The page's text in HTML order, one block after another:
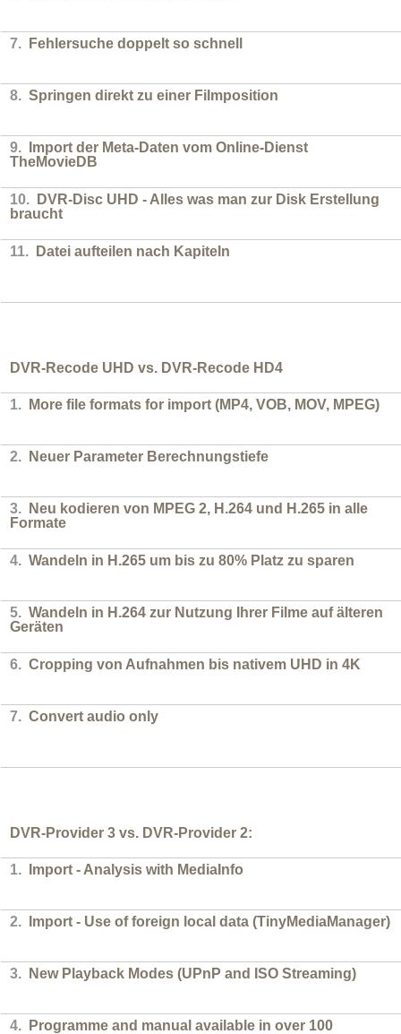
7. Fehlersuche doppelt so schnell
8. Springen direkt zu einer Filmposition
9.
Import der Meta-Daten vom Online-Dienst
TheMovieDB
10.
DVR-Disc UHD - Alles was man zur Disk Erstellung
braucht
11. Datei aufteilen nach Kapiteln
DVR-Recode UHD vs. DVR-Recode HD4
1. More file formats for import (MP4, VOB, MOV, MPEG)
2. Neuer Parameter Berechnungstiefe
3.
Neu kodieren von MPEG 2, H.264 und H.265 in alle
Formate
4. Wandeln in H.265 um bis zu 80% Platz zu sparen
5. Wandeln in H.264 zur Nutzung Ihrer Filme auf älteren
Geräten
6. Cropping von Aufnahmen bis nativem UHD in 4K
7. Convert audio only
DVR-Provider 3 vs. DVR-Provider 2:
1. Import - Analysis with MediaInfo
2. Import - Use of foreign local data (TinyMediaManager)
3. New Playback Modes (UPnP and ISO Streaming)
4.
Programme and manual available in over 100